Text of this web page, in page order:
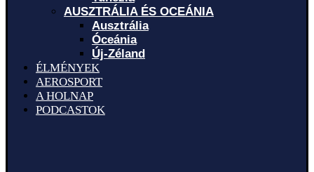
AUSZTRÁLIA ÉS OCEÁNIA
Ausztrália
Óceánia
Új-Zéland
ÉLMÉNYEK
AEROSPORT
A HOLNAP
PODCASTOK